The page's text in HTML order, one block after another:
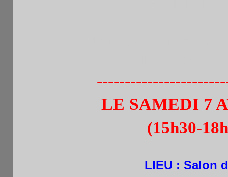
LE SAMEDI 7
(15h30-
LIEU : Salon